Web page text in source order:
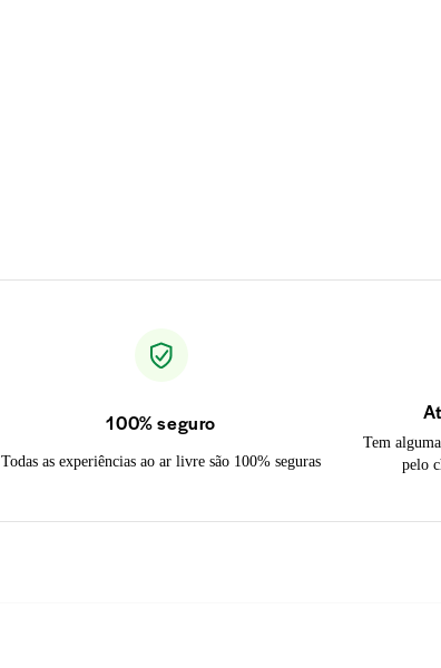
100% seguro
Todas as experiências ao ar livre são 100% seguras
Tem
pelo